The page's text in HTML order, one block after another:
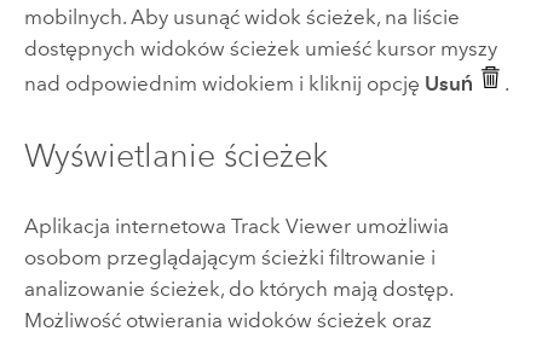
mobilnych. Aby usunąć widok ścieżek, na liście
dostępnych widoków ścieżek umieść kursor myszy
nad odpowiednim widokiem i kliknij opcję Usuń .
Wyświetlanie ścieżek
Aplikacja internetowa Track Viewerumożliwia
osobom przeglądającym ścieżki filtrowanie i
analizowanie ścieżek, do których mają dostęp.
Możliwość otwierania widoków ścieżek oraz